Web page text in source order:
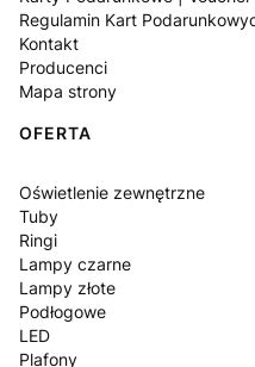
Regulamin Kart
Kontakt
Producenci
Mapa strony
OFERTA
Oświetlenie zewnętrzne
Tuby
Ringi
Lampy czarne
Lampy złote
Podłogowe
LED
Plafony